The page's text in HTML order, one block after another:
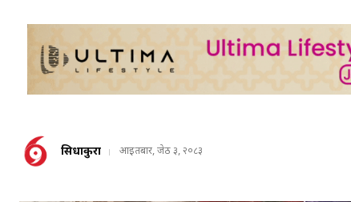
सिधाकुरा आइतबार, जेठ ३, २०८३